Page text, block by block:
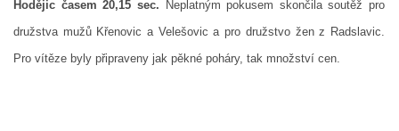
Hodějic časem 20,15 sec. Neplatným pokusem skončila soutěž pro
družstva mužů Křenovic a Velešovic a pro družstvo žen z Radslavic.
Pro vítěze byly připraveny jak pěkné poháry, tak množství cen.